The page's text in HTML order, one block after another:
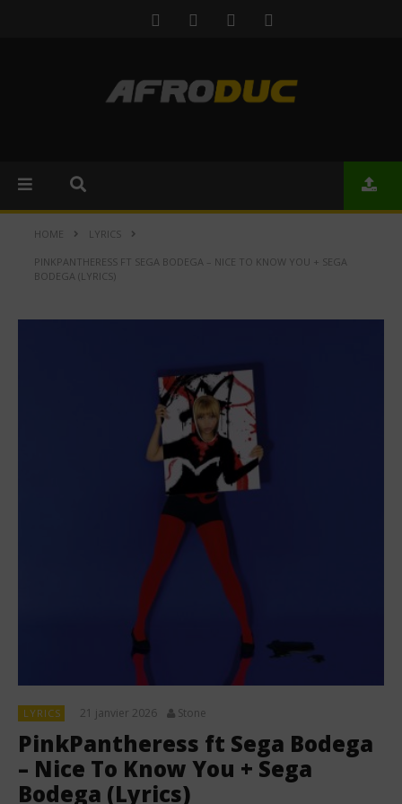
HOME LYRICS
PINKPANTHERESS FT SEGA BODEGA – NICE TO KNOW YOU + SEGA
BODEGA (LYRICS)
LYRICS 21 janvier 2026 Stone
PinkPantheress ft Sega Bodega
– Nice To Know You + Sega
Bodega (Lyrics)